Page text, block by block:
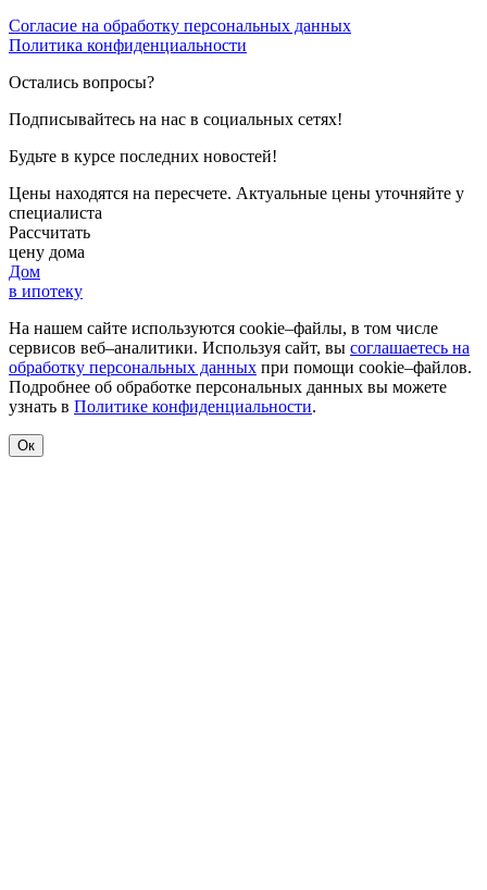
Согласие на обработку персональных данных
Политика конфиденциальности
Остались вопросы?
Подписывайтесь на нас в социальных сетях!
Будьте в курсе последних новостей!
Цены находятся на пересчете. Актуальные цены уточняйте у
специалиста
Рассчитать
цену дома
Дом
в ипотеку
На нашем сайте используются cookie–файлы, в том числе
сервисов веб–аналитики. Используя сайт, вы соглашаетесь на
обработку персональных данных при помощи cookie–файлов.
Подробнее об обработке персональных данных вы можете
узнать в Политике конфиденциальности.
Ок